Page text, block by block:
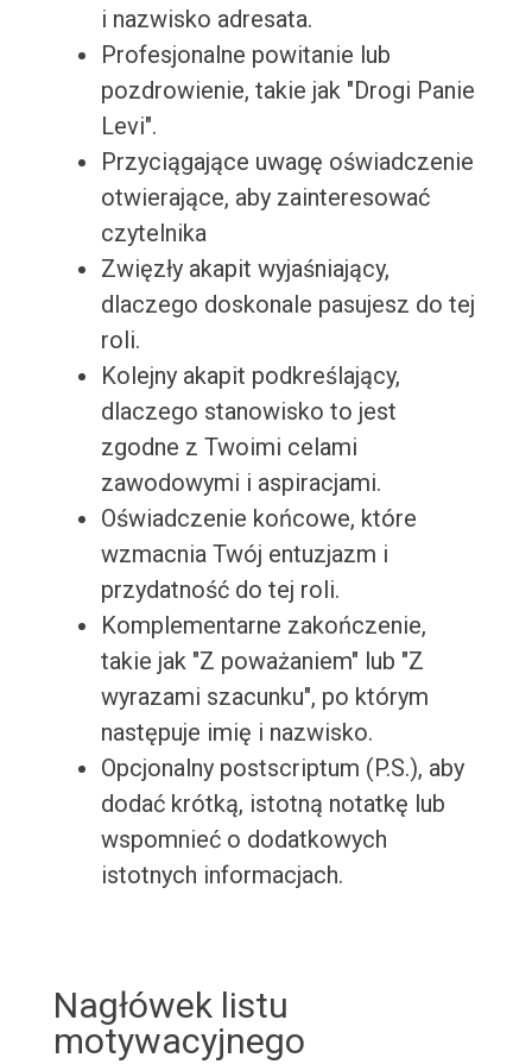
i nazwisko adresata.
Profesjonalne powitanie lub
pozdrowienie, takie jak "Drogi Panie
Levi".
Przyciągające uwagę oświadczenie
otwierające, aby zainteresować
czytelnika
Zwięzły akapit wyjaśniający,
dlaczego doskonale pasujesz do tej
roli.
Kolejny akapit podkreślający,
dlaczego stanowisko to jest
zgodne z Twoimi celami
zawodowymi i aspiracjami.
Oświadczenie końcowe, które
wzmacnia Twój entuzjazm i
przydatność do tej roli.
Komplementarne zakończenie,
takie jak "Z poważaniem" lub "Z
wyrazami szacunku", po którym
następuje imię i nazwisko.
Opcjonalny postscriptum (P.S.), aby
dodać krótką, istotną notatkę lub
wspomnieć o dodatkowych
istotnych informacjach.
Nagłówek listu
motywacyjnego